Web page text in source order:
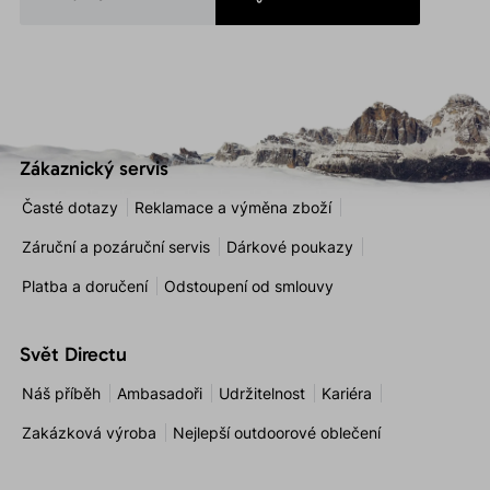
Zákaznický servis
Časté dotazy Reklamace a výměna zboží
Záruční a pozáruční servis Dárkové poukazy
Platba a doručení Odstoupení od smlouvy
Svět Directu
Náš příběh Ambasadoři Udržitelnost Kariéra
Zakázková výroba Nejlepší outdoorové oblečení